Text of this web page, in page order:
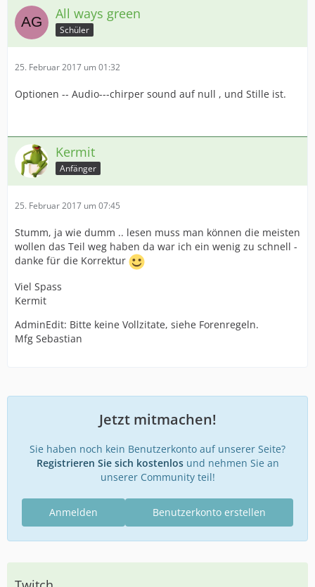
All ways green
Schüler
25. Februar 2017 um 01:32
Optionen -- Audio---chirper sound auf null , und Stille ist.
Kermit
Anfänger
25. Februar 2017 um 07:45
Stumm, ja wie dumm .. lesen muss man können die meisten
wollen das Teil weg haben da war ich ein wenig zu schnell -
danke für die Korrektur
Viel Spass
Kermit
AdminEdit: Bitte keine Vollzitate, siehe Forenregeln.
Mfg Sebastian
Jetzt mitmachen!
Sie haben noch kein Benutzerkonto auf unserer Seite?
Registrieren Sie sich kostenlosund nehmen Sie an
unserer Community teil!
Benutzerkonto erstellen
Anmelden